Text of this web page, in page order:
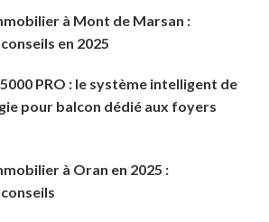
à Mont de Marsan :
en 2025
PRO : le système intelligent de
pour balcon dédié aux foyers
à Oran en 2025 :